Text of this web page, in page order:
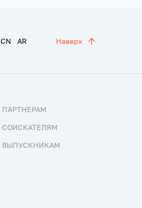
CN AR Наверх
ПАРТНЕРАМ
СОИСКАТЕЛЯМ
ВЫПУСКНИКАМ